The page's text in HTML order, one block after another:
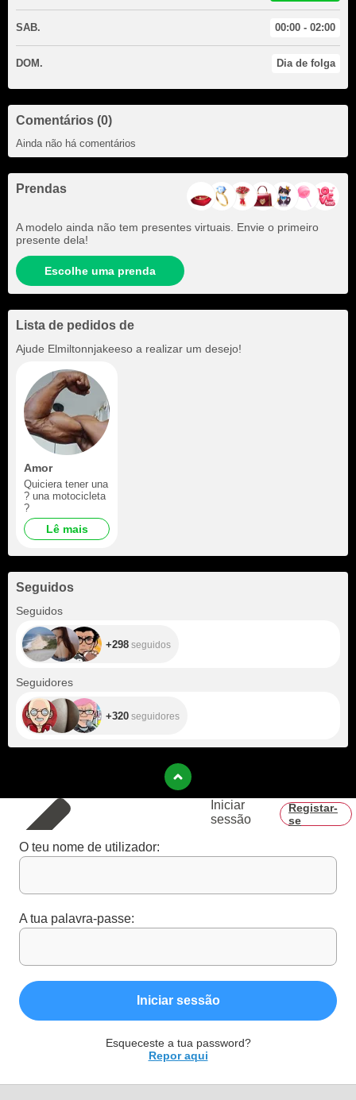
SAB. 00:00 - 02:00
DOM. Dia de folga
Comentários (0)
Ainda não há comentários
Prendas
A modelo ainda não tem presentes virtuais. Envie o primeiro
presente dela!
Escolhe uma prenda
Lista de pedidos de
Ajude Elmiltonnjakeeso a realizar um desejo!
Amor
Quiciera tener una
? una motocicleta
?️
Lê mais
Seguidos
Seguidos
+298 seguidos
Seguidores
+320 seguidores
Iniciar
sessão
Registar-
se
O teu nome de utilizador:
A tua palavra-passe:
Iniciar sessão
Esqueceste a tua password?
Repor aqui